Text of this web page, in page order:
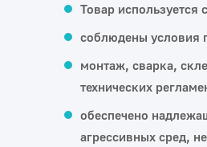
Товар используется
соблюдены условия
монтаж, сварка,
технических
обеспечено
агрессивных сред,